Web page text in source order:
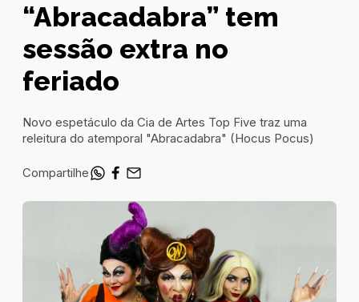
“Abracadabra” tem
sessão extra no
feriado
Novo espetáculo da Cia de Artes Top Five traz uma
releitura do atemporal "Abracadabra" (Hocus Pocus)
Compartilhe